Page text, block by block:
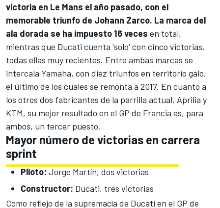
victoria en Le Mans el año pasado, con el
memorable triunfo de Johann Zarco. La marca del
ala dorada se ha impuesto 16 veces en total,
mientras que Ducati cuenta 'solo' con cinco victorias,
todas ellas muy recientes. Entre ambas marcas se
intercala Yamaha, con diez triunfos en territorio galo,
el último de los cuales se remonta a 2017. En cuanto a
los otros dos fabricantes de la parrilla actual, Aprilia y
KTM, su mejor resultado en el GP de Francia es, para
ambos, un tercer puesto.
Mayor número de victorias en carrera
sprint
Piloto: Jorge Martín, dos victorias
Constructor: Ducati, tres victorias
Como reflejo de la supremacía de Ducati en el GP de